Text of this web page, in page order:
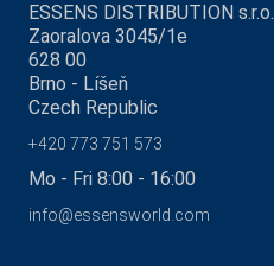
ESSENS DISTRIBUTION s.r.o.
Zaoralova 3045/1e
628 00
Brno - Líšeň
Czech Republic
+420 773 751 573
Mo - Fri 8:00 - 16:00
info@essensworld.com